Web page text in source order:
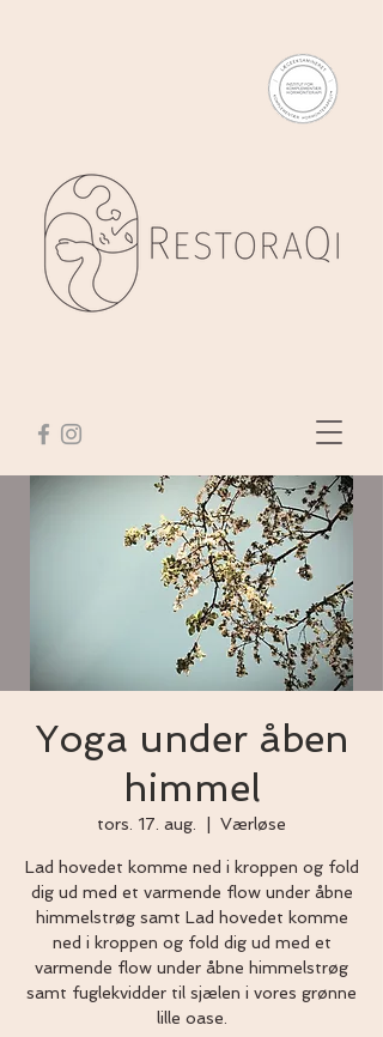
Yoga under åben
himmel
tors. 17. aug. Værløse
Lad hovedet komme ned i kroppen og fold
dig ud med et varmende flow under åbne
himmelstrøg samt Lad hovedet komme
ned i kroppen og fold dig ud med et
varmende flow under åbne himmelstrøg
samt fuglekvidder til sjælen i vores grønne
lille oase.